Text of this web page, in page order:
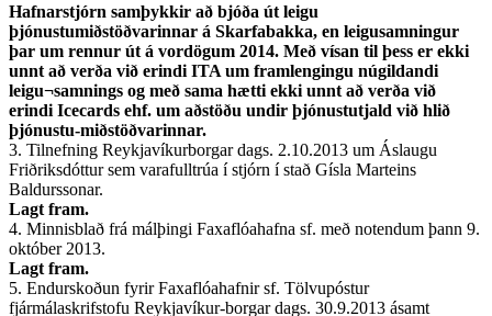
Hafnarstjórn samþykkir að bjóða út leigu
þjónustumiðstöðvarinnar á Skarfabakka, en leigusamningur
þar um rennur út á vordögum 2014. Með vísan til þess er ekki
unnt að verða við erindi ITA um framlengingu núgildandi
leigu¬samnings og með sama hætti ekki unnt að verða við
erindi Icecards ehf. um aðstöðu undir þjónustutjald við hlið
þjónustu-miðstöðvarinnar.
3. Tilnefning Reykjavíkurborgar dags. 2.10.2013 um Áslaugu
Friðriksdóttur sem varafulltrúa í stjórn í stað Gísla Marteins
Baldurssonar.
Lagt fram.
4. Minnisblað frá málþingi Faxaflóahafna sf. með notendum þann 9.
október 2013.
Lagt fram.
5. Endurskoðun fyrir Faxaflóahafnir sf. Tölvupóstur
fjármálaskrifstofu Reykjavíkur-borgar dags. 30.9.2013 ásamt